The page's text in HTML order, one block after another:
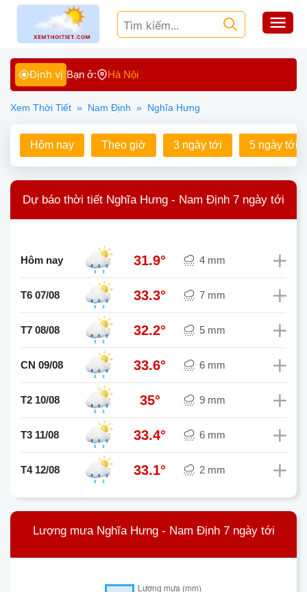
Định vị Bạn ở: Hà Nội
Xem Thời Tiết » Nam Định » Nghĩa Hưng
Hôm nay Theo giờ 3 ngày tới 5 ngày tới
Dự báo thời tiết Nghĩa Hưng - Nam Định 7 ngày tới
Hôm nay 31.9° 4 mm
T6 07/08 33.3° 7 mm
T7 08/08 32.2° 5 mm
CN 09/08 33.6° 6 mm
T2 10/08 35° 9 mm
T3 11/08 33.4° 6 mm
T4 12/08 33.1° 2 mm
Lượng mưa Nghĩa Hưng - Nam Định 7 ngày tới